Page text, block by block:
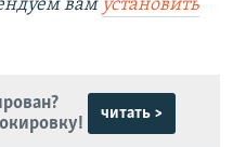
вам установить
читать >